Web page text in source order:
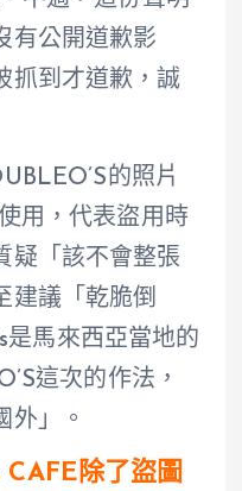
有公開道歉影
抓到才道歉，誠
的照片
用，代表盜用時
疑「該不會整張
建議「乾脆倒
是馬來西亞當地的
這次的作法，
外」。
除了盜圖